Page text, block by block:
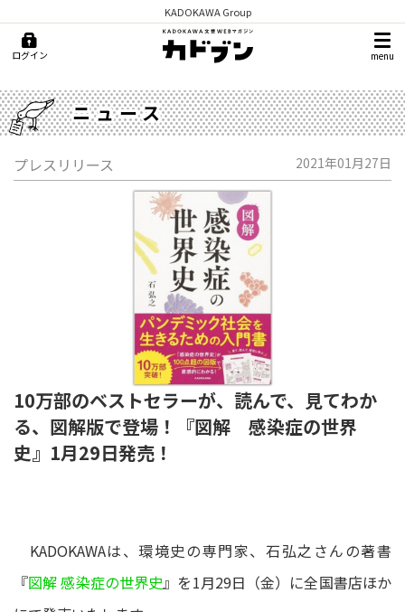
KADOKAWA Group
ログイン menu
ニュース
プレスリリース 2021年01月27日
10万部のベストセラーが、読んで、見てわか
る、図解版で登場！『図解 感染症の世界
史』1月29日発売！
KADOKAWAは、環境史の専門家、石弘之さんの著書
『図解 感染症の世界史』を1月29日（金）に全国書店ほか